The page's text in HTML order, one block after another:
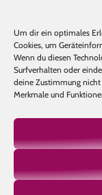
Um dir ein optimales
Cookies, um
Wenn du diesen
Surfverhalten oder
deine Zustimmung
Merkmale und